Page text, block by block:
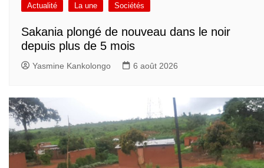
Actualité La une Sociétés
Sakania plongé de nouveau dans le noir
depuis plus de 5 mois
Yasmine Kankolongo 6 août 2026